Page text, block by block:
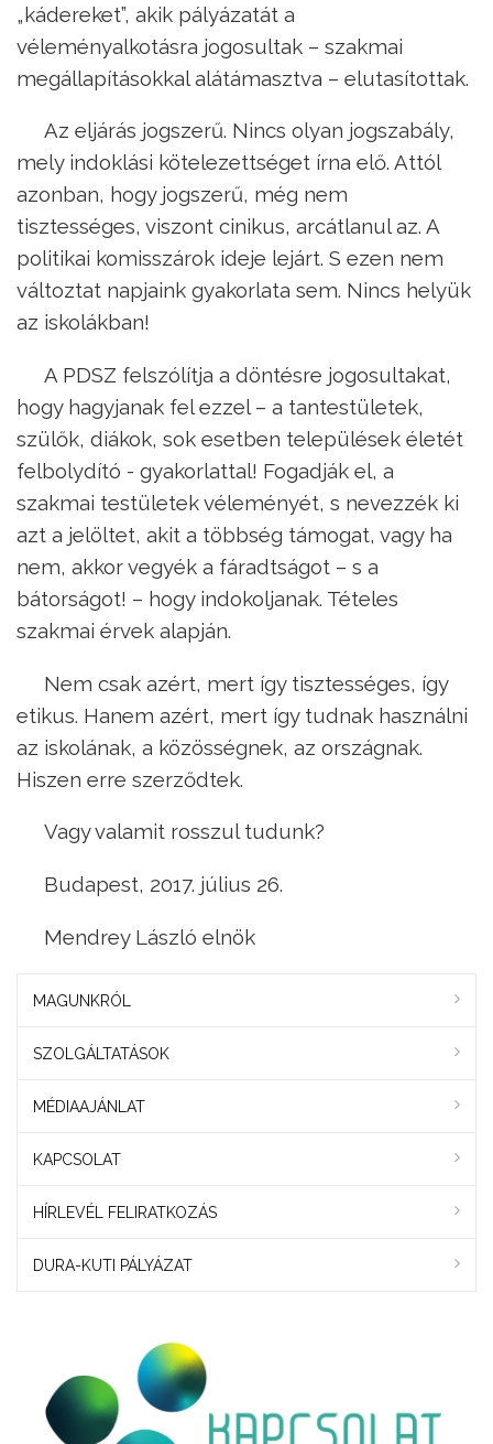
„kádereket”, akik pályázatát a
véleményalkotásra jogosultak – szakmai
megállapításokkal alátámasztva – elutasítottak.
Az eljárás jogszerű. Nincs olyan jogszabály,
mely indoklási kötelezettséget írna elő. Attól
azonban, hogy jogszerű, még nem
tisztességes, viszont cinikus, arcátlanul az. A
politikai komisszárok ideje lejárt. S ezen nem
változtat napjaink gyakorlata sem. Nincs helyük
az iskolákban!
A PDSZ felszólítja a döntésre jogosultakat,
hogy hagyjanak fel ezzel – a tantestületek,
szülők, diákok, sok esetben települések életét
felbolydító - gyakorlattal! Fogadják el, a
szakmai testületek véleményét, s nevezzék ki
azt a jelöltet, akit a többség támogat, vagy ha
nem, akkor vegyék a fáradtságot – s a
bátorságot! – hogy indokoljanak. Tételes
szakmai érvek alapján.
Nem csak azért, mert így tisztességes, így
etikus. Hanem azért, mert így tudnak használni
az iskolának, a közösségnek, az országnak.
Hiszen erre szerződtek.
Vagy valamit rosszul tudunk?
Budapest, 2017. július 26.
Mendrey László elnök
MAGUNKRÓL
SZOLGÁLTATÁSOK
MÉDIAAJÁNLAT
KAPCSOLAT
HÍRLEVÉL FELIRATKOZÁS
DURA-KUTI PÁLYÁZAT